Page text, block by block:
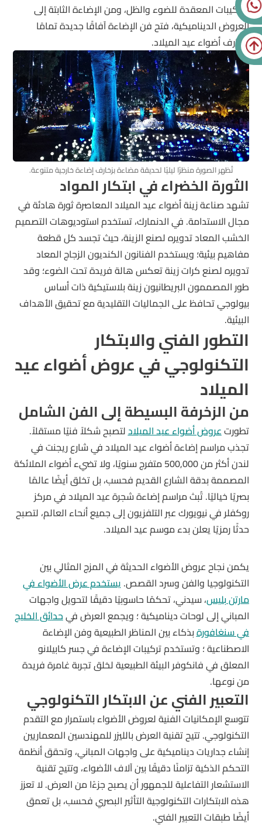
التركيبات المعقدة للضوء والظل، ومن الإضاءة الثابتة إلى
العروض الديناميكية، فتح فن الإضاءة آفاقًا جديدة تمامًا
لزخارف أضواء عيد الميلاد.
تُظهر الصورة منظرًا ليليًا لحديقة مضاءة بزخارف إضاءة خارجية متنوعة.
الثورة الخضراء في ابتكار المواد
تشهد صناعة زينة أضواء عيد الميلاد المعاصرة ثورة هادئة في
مجال الاستدامة. في الدنمارك، تستخدم استوديوهات التصميم
الخشب المعاد تدويره لصنع الزينة، حيث تجسد كل قطعة
مفاهيم بيئية؛ ويستخدم الفنانون الكنديون الزجاج المعاد
تدويره لصنع كرات زينة تعكس هالة فريدة تحت الضوء؛ وقد
طور المصممون البريطانيون زينة بلاستيكية ذات أساس
بيولوجي تحافظ على الجماليات التقليدية مع تحقيق الأهداف
البيئية.
التطور الفني والابتكار
التكنولوجي في عروض أضواء عيد
الميلاد
من الزخرفة البسيطة إلى الفن الشامل
تطورتعروض أضواء عيد الميلادلتصبح شكلاً فنيًا مستقلاً.
تجذب مراسم إضاءة أضواء عيد الميلاد في شارع ريجنت في
لندن أكثر من 500,000 متفرج سنويًا، ولا تضيء أضواء الملائكة
المصممة بدقة الشارع القديم فحسب، بل تخلق أيضًا عالمًا
بصريًا خياليًا. تُبث مراسم إضاءة شجرة عيد الميلاد في مركز
روكفلر في نيويورك عبر التلفزيون إلى جميع أنحاء العالم، لتصبح
حدثًا رمزيًا يعلن بدء موسم عيد الميلاد.
يكمن نجاح عروض الأضواء الحديثة في المزج المثالي بين
التكنولوجيا والفن وسرد القصص.يستخدم عرض الأضواء في
مارتن بليس، سيدني، تحكمًا حاسوبيًا دقيقًا لتحويل واجهات
المباني إلى لوحات ديناميكية ؛ ويجمع العرض فيحدائق الخليج
في سنغافورةبذكاء بين المناظر الطبيعية وفن الإضاءة
الاصطناعية ؛ وتستخدم تركيبات الإضاءة في جسر كابيلانو
المعلق في فانكوفر البيئة الطبيعية لخلق تجربة غامرة فريدة
من نوعها.
التعبير الفني عن الابتكار التكنولوجي
تتوسع الإمكانيات الفنية لعروض الأضواء باستمرار مع التقدم
التكنولوجي. تتيح تقنية العرض بالليزر للمهندسين المعماريين
إنشاء جداريات ديناميكية على واجهات المباني، وتحقق أنظمة
التحكم الذكية تزامنًا دقيقًا بين آلاف الأضواء، وتتيح تقنية
الاستشعار التفاعلية للجمهور أن يصبح جزءًا من العرض. لا تعزز
هذه الابتكارات التكنولوجية التأثير البصري فحسب، بل تعمق
أيضًا طبقات التعبير الفني.